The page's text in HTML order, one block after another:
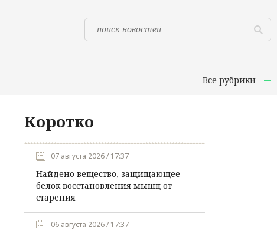
Все рубрики
Коротко
07 августа 2026 / 17:37
Найдено вещество, защищающее
белок восстановления мышц от
старения
06 августа 2026 / 17:37